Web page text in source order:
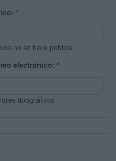
*
no se hará pública.
electrónico: *
tipográficos